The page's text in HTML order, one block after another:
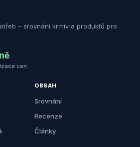
– srovnání krmiv a produktů pro
cen
OBSAH
Srovnání
Recenze
Články